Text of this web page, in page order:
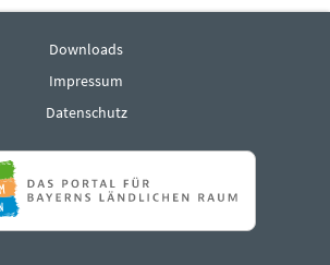
Downloads
Impressum
Datenschutz